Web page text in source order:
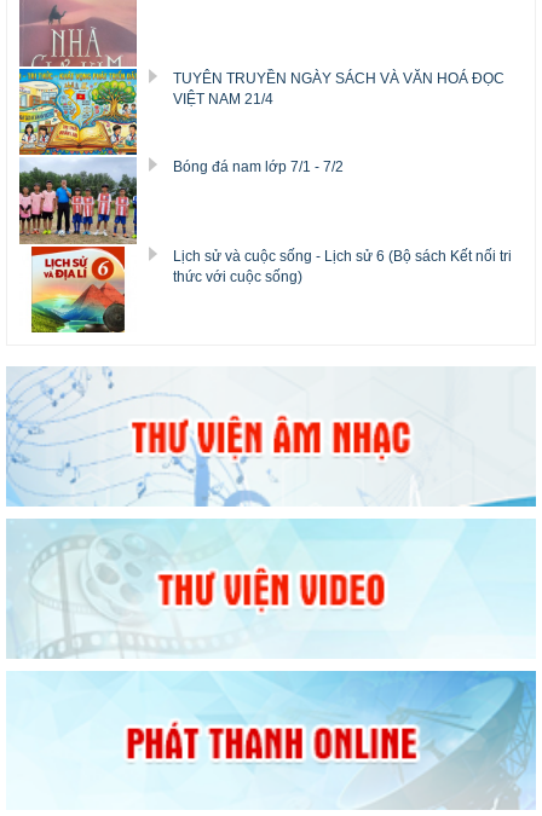
TUYÊN TRUYỀN NGÀY SÁCH VÀ VĂN HOÁ ĐỌC
VIỆT NAM 21/4
Bóng đá nam lớp 7/1 - 7/2
Lịch sử và cuộc sống - Lịch sử 6 (Bộ sách Kết nối tri
thức với cuộc sống)